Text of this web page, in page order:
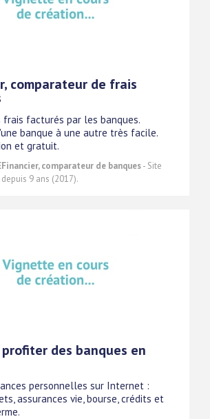
comparateur de frais
frais facturés par les banques.
banque à une autre très facile.
et gratuit.
comparateur de banques- Site
9 ans (2017).
profiter des banques en
personnelles sur Internet :
assurances vie, bourse, crédits et